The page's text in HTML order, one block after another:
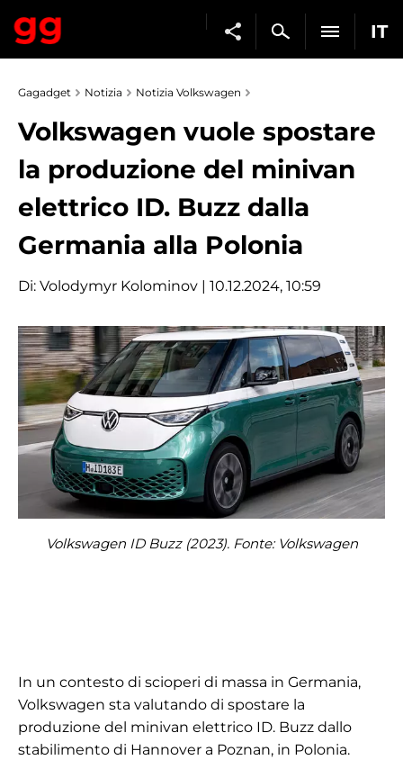
IT
Gagadget Notizia Notizia Volkswagen
Volkswagen vuole spostare
la produzione del minivan
elettrico ID. Buzz dalla
Germania alla Polonia
Di: Volodymyr Kolominov | 10.12.2024, 10:59
Volkswagen ID Buzz (2023). Fonte: Volkswagen
In un contesto di scioperi di massa in Germania,
Volkswagen sta valutando di spostare la
produzione del minivan elettrico ID. Buzz dallo
stabilimento di Hannover a Poznan, in Polonia.